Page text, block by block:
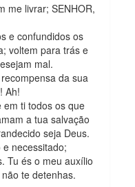
me livrar; SENHOR,
e confundidos os
voltem para trás e
mal.
da sua
Ah!
ti todos os que
a tua salvação
seja Deus.
necessitado;
Tu és o meu auxílio
te detenhas.